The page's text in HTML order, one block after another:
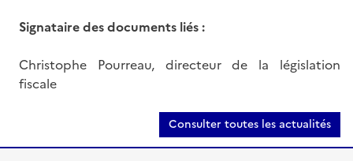
Signataire des documents liés :
Christophe Pourreau, directeur de la législation
fiscale
Consulter toutes les actualités